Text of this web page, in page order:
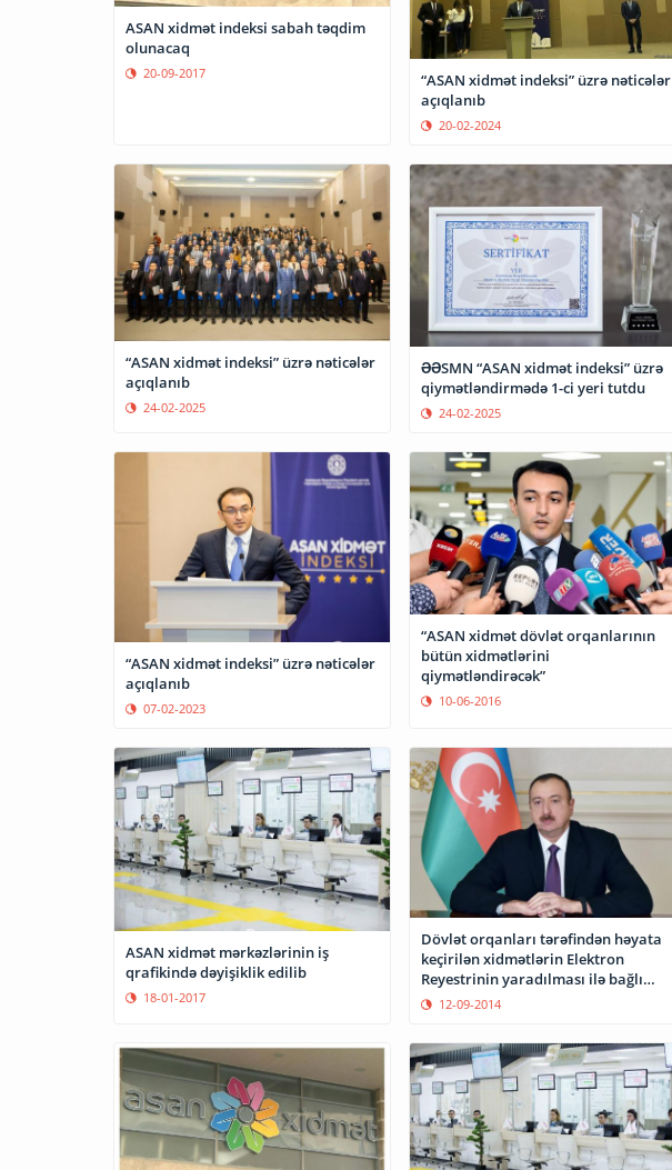
ASAN xidmət indeksi sabah təqdim
olunacaq
20-09-2017
“ASAN xidmət indeksi” üzrə nəticələr
açıqlanıb
20-02-2024
“ASAN xidmət indeksi” üzrə nəticələr
açıqlanıb
24-02-2025
ƏƏSMN “ASAN xidmət indeksi” üzrə
qiymətləndirmədə 1-ci yeri tutdu
24-02-2025
“ASAN xidmət indeksi” üzrə nəticələr
açıqlanıb
07-02-2023
“ASAN xidmət dövlət orqanlarının
bütün xidmətlərini
qiymətləndirəcək”
10-06-2016
ASAN xidmət mərkəzlərinin iş
qrafikində dəyişiklik edilib
18-01-2017
Dövlət orqanları tərəfindən həyata
keçirilən xidmətlərin Elektron
Reyestrinin yaradılması ilə bağlı
tədbirlər haqqında Azərbaycan
12-09-2014